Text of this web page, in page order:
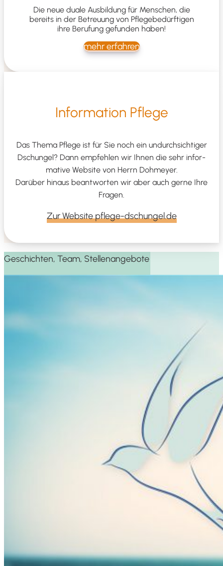
Die neue dua­le Aus­bil­dung für Men­schen, die
bereits in der Betreu­ung von Pfle­ge­be­dürf­ti­gen
ihre Beru­fung gefun­den haben!
mehr erfah­ren
Infor­ma­ti­on Pflege
Das The­ma Pfle­ge ist für Sie noch ein undurch­sich­ti­ger
Dschun­gel? Dann emp­feh­len wir Ihnen die sehr infor­
ma­ti­ve Web­site von Herrn Doh­mey­er.
Dar­über hin­aus beant­wor­ten wir aber auch ger­ne Ihre
Fragen.
Zur Web­site pflege-dschungel.de
Geschich­ten, Team, Stellenangebote